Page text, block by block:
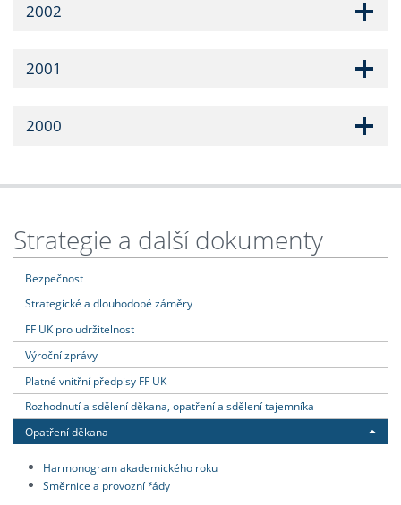
2002
2001
2000
Strategie a další dokumenty
Bezpečnost
Strategické a dlouhodobé záměry
FF UK pro udržitelnost
Výroční zprávy
Platné vnitřní předpisy FF UK
Rozhodnutí a sdělení děkana, opatření a sdělení tajemníka
Opatření děkana
Harmonogram akademického roku
Směrnice a provozní řády